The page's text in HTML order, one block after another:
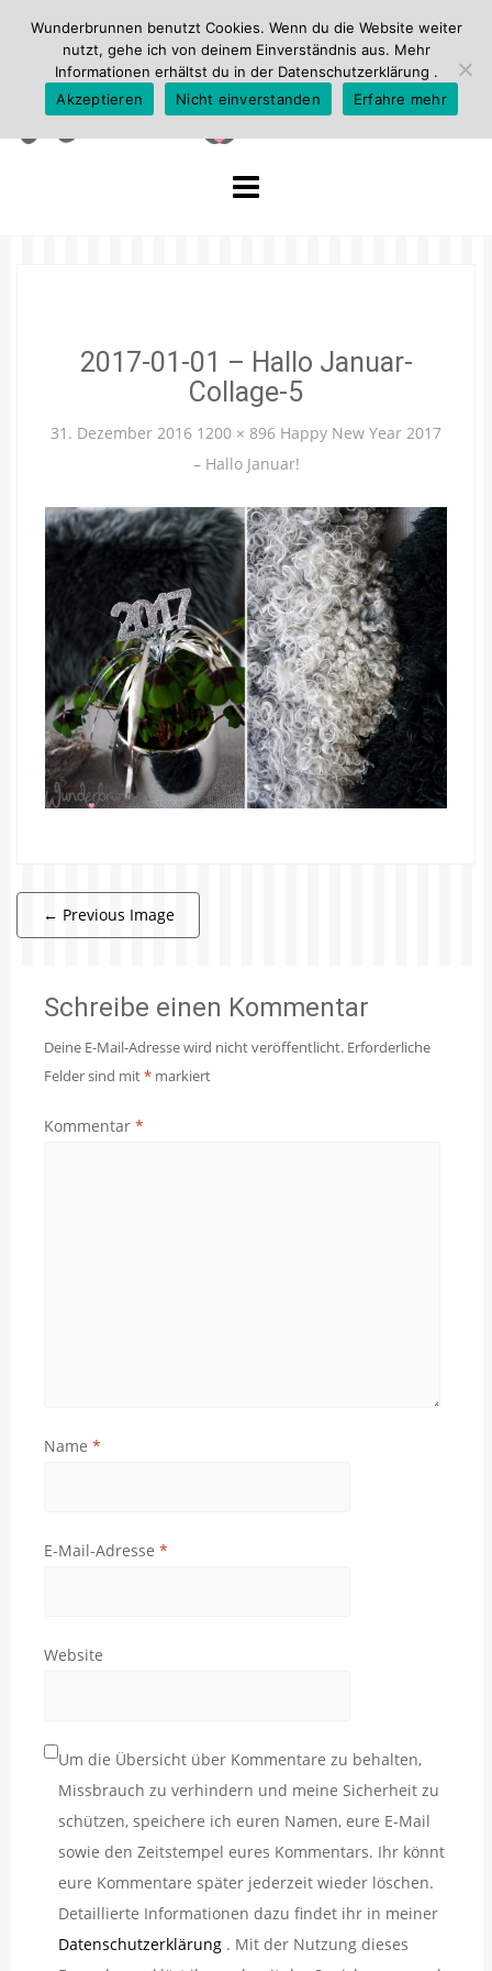
2017-01-01 – Hallo Januar-
Collage-5
31. Dezember 2016 1200 × 896 Happy New Year 2017
– Hallo Januar!
← Previous Image
Schreibe einen Kommentar
Deine E-Mail-Adresse wird nicht veröffentlicht. Erforderliche
Felder sind mit* markiert
Kommentar *
Name *
E-Mail-Adresse *
Website
Um die Übersicht über Kommentare zu behalten,
Missbrauch zu verhindern und meine Sicherheit zu
schützen, speichere ich euren Namen, eure E-Mail
sowie den Zeitstempel eures Kommentars. Ihr könnt
eure Kommentare später jederzeit wieder löschen.
Detaillierte Informationen dazu findet ihr in meiner
Datenschutzerklärung . Mit der Nutzung dieses
Wunderbrunnen benutzt Cookies. Wenn du die Website weiter
nutzt, gehe ich von deinem Einverständnis aus. Mehr
Informationen erhältst du in der Datenschutzerklärung .
Akzeptieren
Nicht einverstanden Erfahre mehr